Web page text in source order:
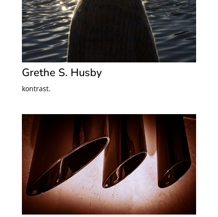
Grethe S. Husby
kontrast.